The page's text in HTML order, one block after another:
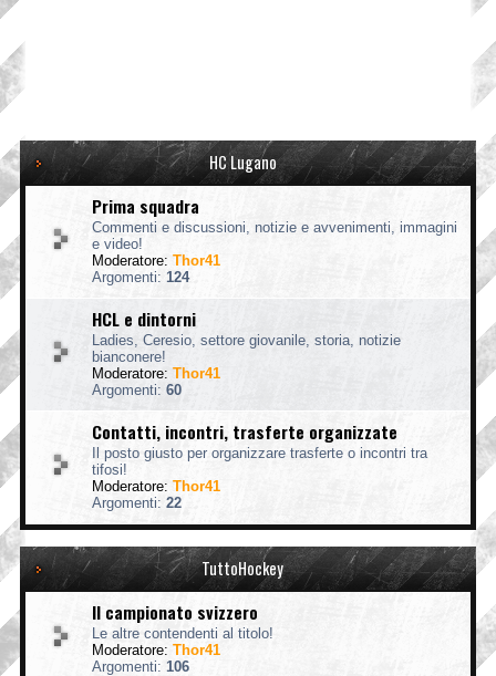
HC Lugano
Prima squadra
Commenti e discussioni, notizie e avvenimenti, immagini
e video!
Moderatore: Thor41
Argomenti: 124
HCL e dintorni
Ladies, Ceresio, settore giovanile, storia, notizie
bianconere!
Moderatore: Thor41
Argomenti: 60
Contatti, incontri, trasferte organizzate
Il posto giusto per organizzare trasferte o incontri tra
tifosi!
Moderatore: Thor41
Argomenti: 22
TuttoHockey
Il campionato svizzero
Le altre contendenti al titolo!
Moderatore: Thor41
Argomenti: 106